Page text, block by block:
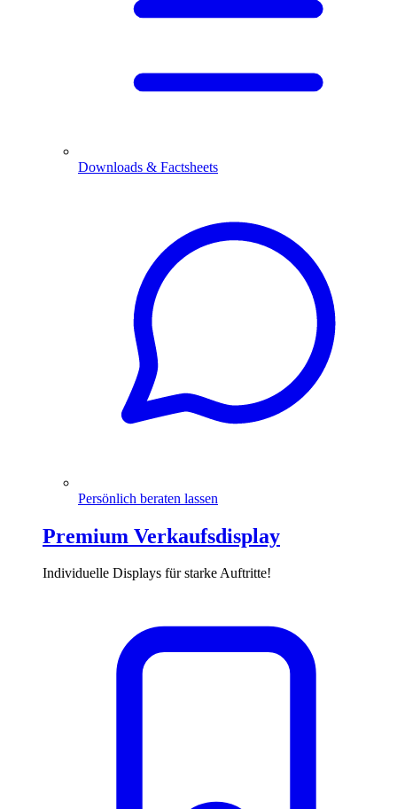
Downloads & Factsheets
Persönlich beraten lassen
Premium Verkaufsdisplay
Individuelle Displays für starke Auftritte!